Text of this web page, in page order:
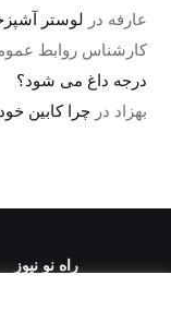
عارفه در لوستر
کارشناس روابط
درجه داغ می شود؟
بهزاد درچرا کابین خودرو در
راه نو نیوز